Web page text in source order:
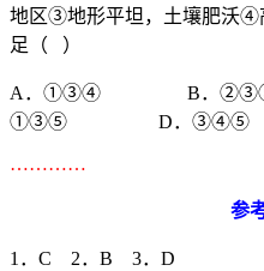
地区③地形平坦，土壤肥沃④
足（ ）
A．①③④ B．
①③⑤ D．③④⑤
…………
参
1．C 2．B 3．D